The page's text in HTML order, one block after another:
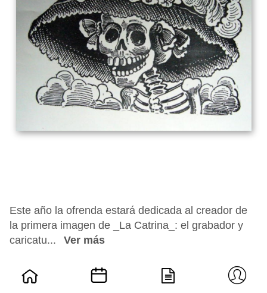
Este año la ofrenda estará dedicada al creador de
la primera imagen de _La Catrina_: el grabador y
caricatu...
Ver más